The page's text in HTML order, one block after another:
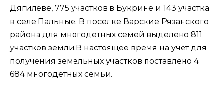
Дягилеве, 775 участков в Букрине и 143 участка
в селе Пальные. В поселке Варские Рязанского
района для многодетных семей выделено 811
участков земли.В настоящее время на учет для
получения земельных участков поставлено 4
684 многодетных семьи.